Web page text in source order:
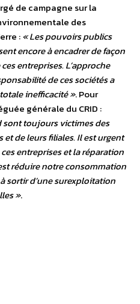
de campagne sur la
des
:« Les pouvoirs publics
encore à encadrer de façon
entreprises. L’approche
de ces sociétés a
inefficacité ». Pour
générale du CRID :
sont toujours victimes des
de leurs filiales. Il est urgent
entreprises et la réparation
réduire notre consommation
sortir d’une surexploitation
».